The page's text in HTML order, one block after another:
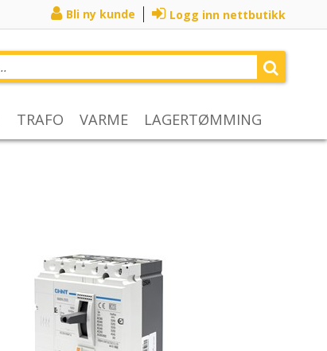
Bli ny kunde Logg inn nettbutikk
TRAFO VARME LAGERTØMMING